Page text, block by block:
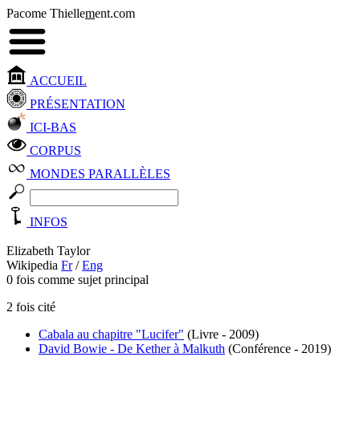
Pacome Thiellement.com
ACCUEIL
PRÉSENTATION
ICI-BAS
CORPUS
MONDES PARALLÈLES
INFOS
Elizabeth Taylor
Wikipedia Fr/Eng
0 fois comme sujet principal
2 fois cité
Cabala au chapitre "Lucifer" (Livre - 2009)
David Bowie - De Kether à Malkuth (Conférence - 2019)